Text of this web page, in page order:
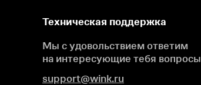
Техническая поддержка
Мы с удовольствием ответим
на интересующие тебя вопросы
support@wink.ru